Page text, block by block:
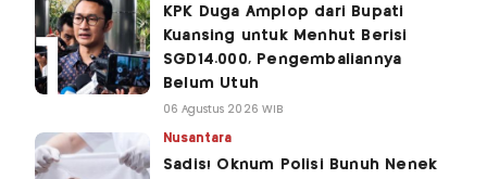
KPK Duga Amplop dari Bupati
Kuansing untuk Menhut Berisi
SGD14.000, Pengembaliannya
Belum Utuh
06 Agustus 2026 WIB
Nusantara
Sadis! Oknum Polisi Bunuh Nenek